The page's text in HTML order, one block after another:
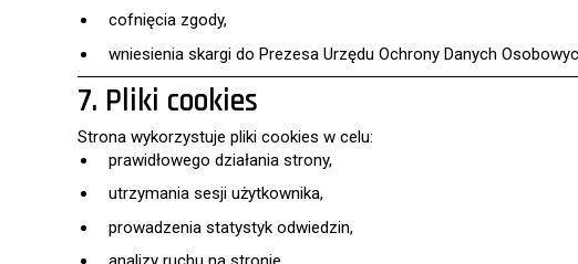
cofnięcia zgody,
wniesienia skargi do Prezesa Urzędu Ochrony Danych
7. Pliki cookies
Strona wykorzystuje pliki cookies w celu:
prawidłowego działania strony,
utrzymania sesji użytkownika,
prowadzenia statystyk odwiedzin,